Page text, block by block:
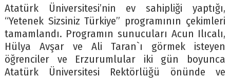
Atatürk Üniversitesi’nin ev sahipliği yaptığı,
“Yetenek Sizsiniz Türkiye” programının çekimleri
tamamlandı. Programın sunucuları Acun Ilıcalı,
Hülya Avşar ve Ali Taran`ı görmek isteyen
öğrenciler ve Erzurumlular iki gün boyunca
Atatürk Üniversitesi Rektörlüğü önünde ve